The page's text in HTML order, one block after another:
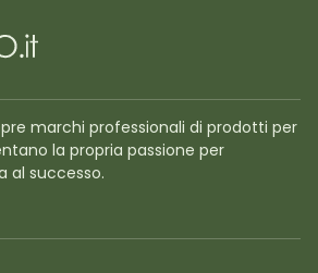
marchi professionali di prodotti per
la propria passione per
al successo.